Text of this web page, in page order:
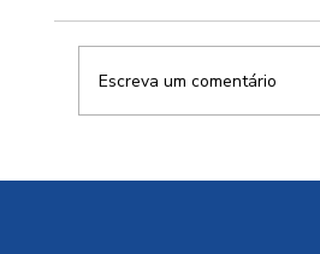
Escreva um comentário